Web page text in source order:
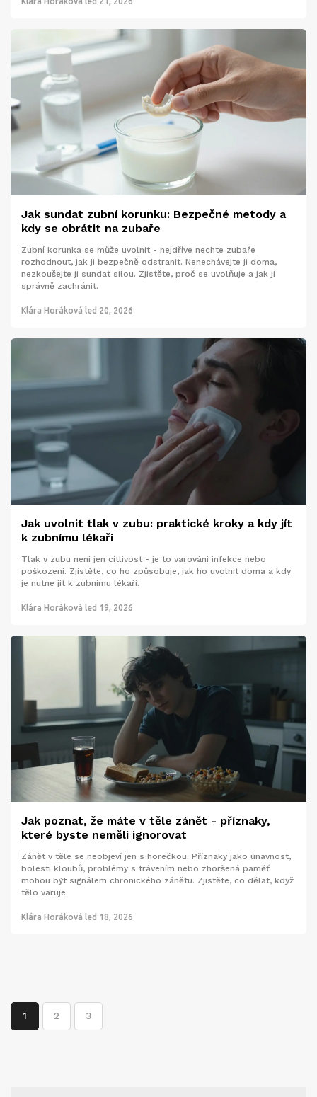
Jak sundat zubní korunku: Bezpečné metody a
kdy se obrátit na zubaře
Zubní korunka se může uvolnit - nejdříve nechte zubaře
rozhodnout, jak ji bezpečně odstranit. Nenechávejte ji doma,
nezkoušejte ji sundat silou. Zjistěte, proč se uvolňuje a jak ji
správně zachránit.
Klára Horáková led 20, 2026
Jak uvolnit tlak v zubu: praktické kroky a kdy jít
k zubnímu lékaři
Tlak v zubu není jen citlivost - je to varování infekce nebo
poškození. Zjistěte, co ho způsobuje, jak ho uvolnit doma a kdy
je nutné jít k zubnímu lékaři.
Klára Horáková led 19, 2026
Jak poznat, že máte v těle zánět - příznaky,
které byste neměli ignorovat
Zánět v těle se neobjeví jen s horečkou. Příznaky jako únavnost,
bolesti kloubů, problémy s trávením nebo zhoršená paměť
mohou být signálem chronického zánětu. Zjistěte, co dělat, když
tělo varuje.
Klára Horáková led 18, 2026
1 2 3